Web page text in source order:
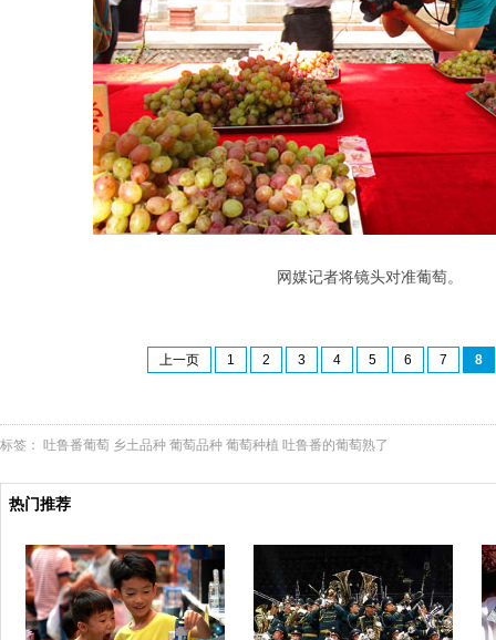
网媒记者将镜头对准葡萄。
上一页 1 2 3 4 5 6 7 8
标签： 吐鲁番葡萄 乡土品种 葡萄品种 葡萄种植 吐鲁番的葡萄熟了
热门推荐